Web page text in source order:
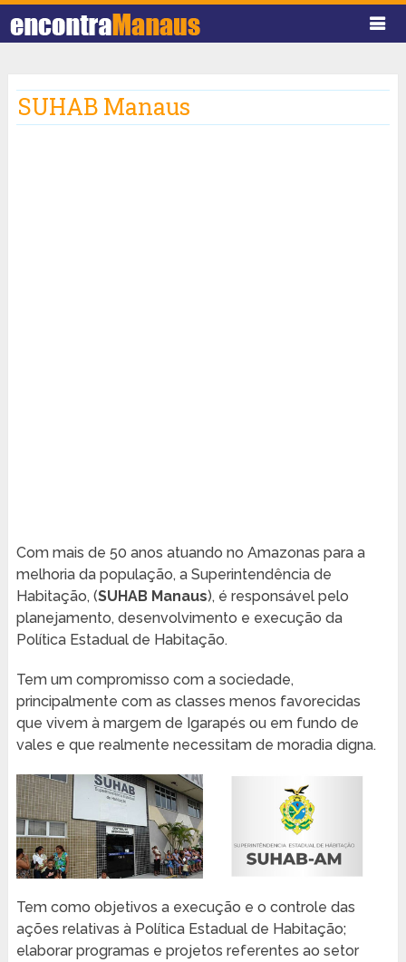
SUHAB Manaus
Com mais de 50 anos atuando no Amazonas para a
melhoria da população, a Superintendência de
Habitação, (SUHAB Manaus), é responsável pelo
planejamento, desenvolvimento e execução da
Política Estadual de Habitação.
Tem um compromisso com a sociedade,
principalmente com as classes menos favorecidas
que vivem à margem de Igarapés ou em fundo de
vales e que realmente necessitam de moradia digna.
Tem como objetivos a execução e o controle das
ações relativas à Política Estadual de Habitação;
elaborar programas e projetos referentes ao setor